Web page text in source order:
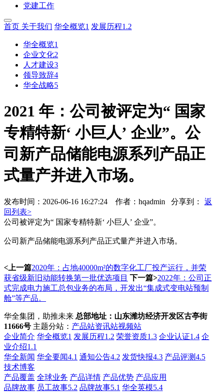
党建工作
首页 关于我们 华全概览1 发展历程1.2
华全概览1
企业文化2
人才建设3
领导致辞4
华全战略5
2021 年：公司被评定为“ 国家
专精特新‘ 小巨人’ 企业”。公
司新产品储能电源系列产品正
式量产并进入市场。
发布时间：2026-06-16 16:27:24 作者：hqadmin 分享到：
返
回列表>
公司被评定为“ 国家专精特新‘ 小巨人’ 企业”。
公司新产品储能电源系列产品正式量产并进入市场。
<上一篇2020年：占地40000m²的数字化工厂投产运行，并荣
获省级新旧动能转换第一批优选项目 下一篇>2022年：公司正
式完成电力施工总包业务的布局，开发出“集成式变电站预制
舱”等产品。
华全集团，助推未来 总部地址：山东潍坊经济开发区古亭街
11666号 主题分站： 产品站资讯站视频站
企业简介 华全概览1 发展历程1.2 荣誉资质1.3 企业认证1.4 企
业介绍1.1
华全新闻 华全要闻4.1 通知公告4.2 发货快报4.3 产品评测4.5
技术博客
产品覆盖 全球业务 产品详情 产品优势 产品应用
品牌故事 员工故事5.2 品牌故事5.1 华全英模5.4